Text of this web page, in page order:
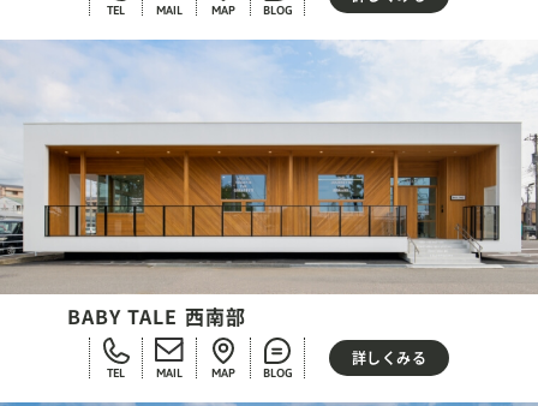
TEL MAIL MAP BLOG
BABY TALE 西南部
TEL MAIL MAP BLOG
詳しくみる